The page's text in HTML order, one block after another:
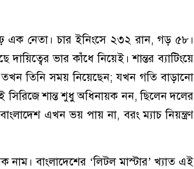
এক নেতা। চার ইনিংসে ২৩২ রান, গড় ৫৮।
ভার কাঁধে নিয়েই। শান্তর ব্যাটিংয়ে
তিনি সময় নিয়েছেন; যখন গতি বাড়ানো
শান্ত শুধু অধিনায়ক নন, ছিলেন দলের
এখন ভয় পায় না, বরং ম্যাচ নিয়ন্ত্রণ
নাম। বাংলাদেশের ‘লিটল মাস্টার’ খ্যাত এই